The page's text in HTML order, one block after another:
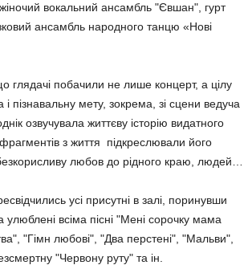
вокаль­ний ансамбль "Євшан", гурт
ансамбль на­родного танцю «Нові
глядачі побачили не лише концерт, а цілу
пізна­вальну мету, зокрема, зі сцени ведуча
озвучувала жит­тєву історію видатного
з життя підкреслю­вали його
любов до рідного краю, людей…
усі присутні в залі, по­ринувши
улюблені всіма пісні "Мені сорочку мама
"Гімн любові", "Два перстені", "Мальви",
"Червону руту" та ін.